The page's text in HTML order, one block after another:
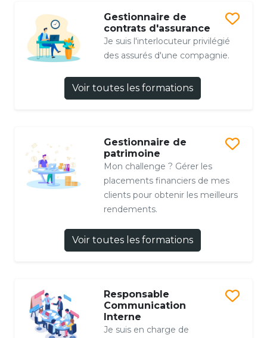
Gestionnaire de
contrats d'assurance
Je suis l'interlocuteur privilégié
des assurés d'une compagnie.
Voir toutes les formations
Gestionnaire de
patrimoine
Mon challenge ? Gérer les
placements financiers de mes
clients pour obtenir les meilleurs
rendements.
Voir toutes les formations
Responsable
Communication
Interne
Je suis en charge de